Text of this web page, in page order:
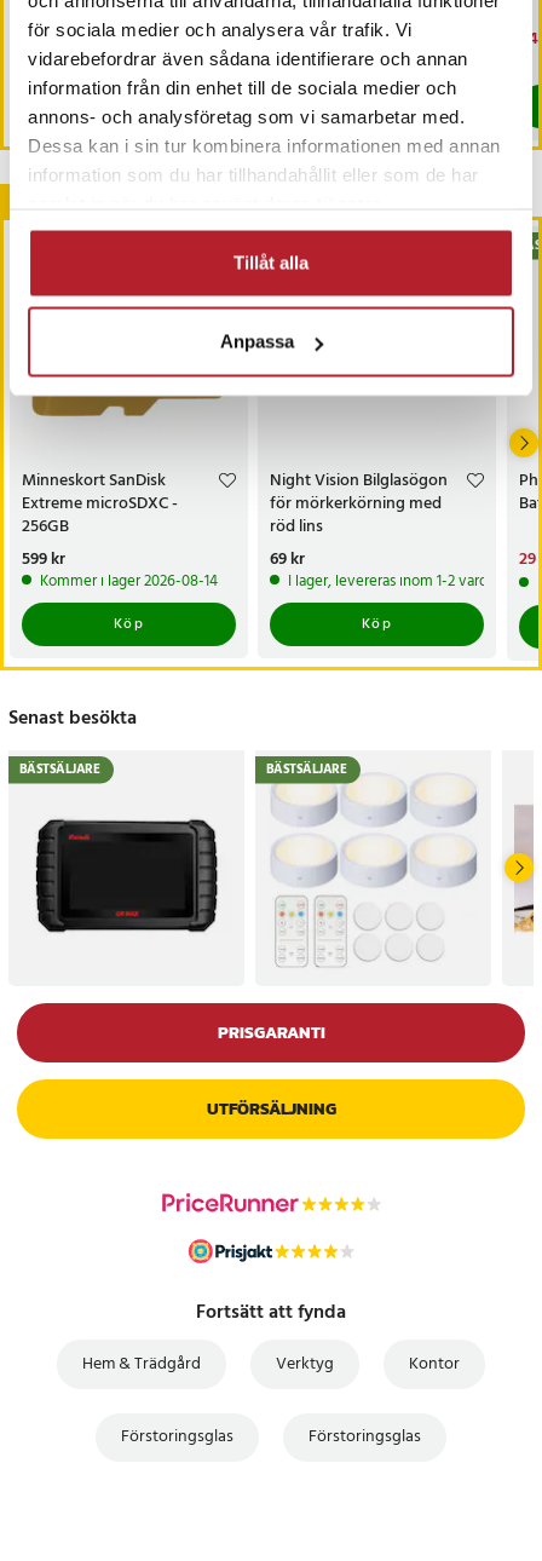
för sociala medier och analysera vår trafik. Vi
vidarebefordrar även sådana identifierare och annan
information från din enhet till de sociala medier och
annons- och analysföretag som vi samarbetar med.
Dessa kan i sin tur kombinera informationen med annan
information som du har tillhandahållit eller som de har
Tillåt alla
Anpassa
belysning och vikbar design
Pris :179 kr
179 kr
Kommer i lager 2026-08-21
Pris: 299 kr
299 kr
I lager, levereras inom 1-2 vardagar
Minneskort SanDisk
Extreme microSDXC -
256GB
Pris:599 kr
599 kr
Kommer i lager 2026-08-14
Köp
Night Vision Bilglasögon
för mörkerkörning med
röd lins
Pris:
69 kr
I lager, levereras inom 1-2 vardagar
Köp
29
29
Senast besökta
BÄSTSÄLJARE BÄSTSÄLJARE
PRISGARANTI
UTFÖRSÄLJNING
Fortsätt att fynda
Hem & Trädgård Verktyg Kontor
Förstoringsglas Förstoringsglas